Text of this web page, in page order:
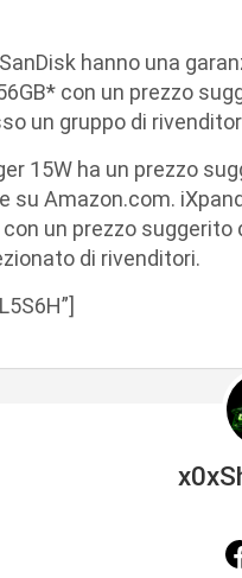
hanno una
con un prezzo
un gruppo di
15W ha un prezzo
su Amazon.com.
con un prezzo
di rivenditori.